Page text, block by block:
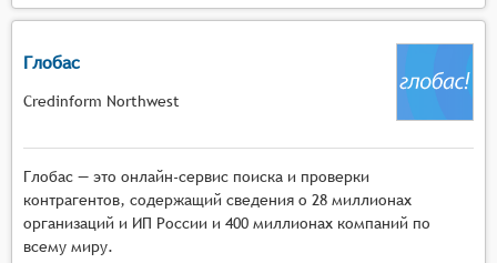
Глобас
Credinform Northwest
Глобас — это онлайн-сервис поиска и проверки
контрагентов, содержащий сведения о 28 миллионах
организаций и ИП России и 400 миллионах компаний по
всему миру.